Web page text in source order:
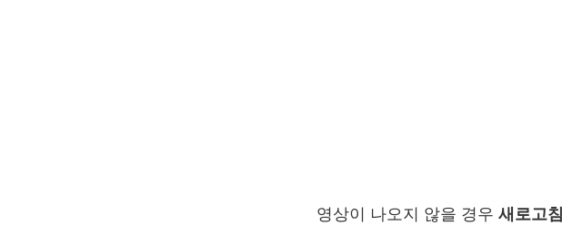
영상이 나오지 않을 경우 새로고침